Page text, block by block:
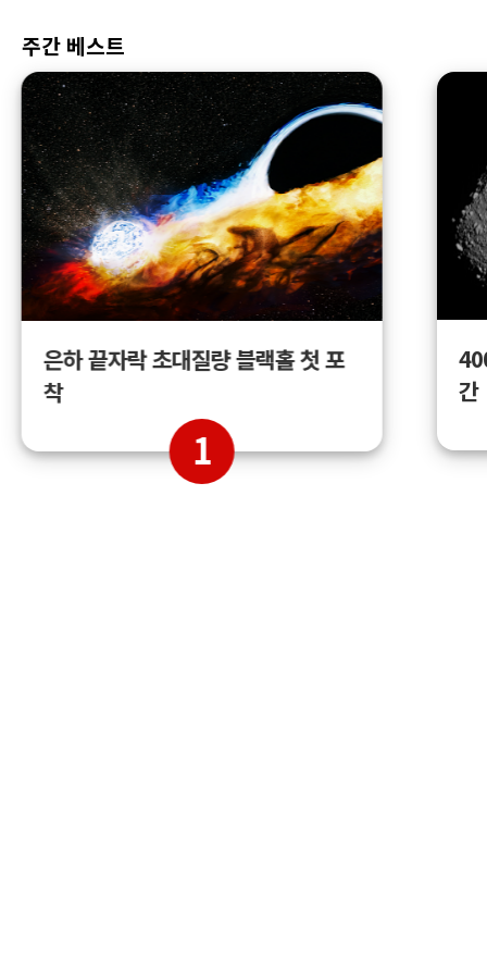
주간 베스트
은하 끝자락 초대질량 블랙홀 첫 포
착
1
간